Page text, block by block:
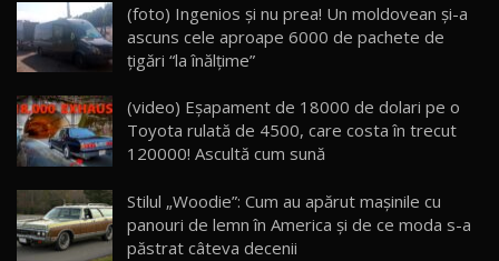
22
Noua Mazda 6e / Test Drive AutoBlog.MD
26:59
23
Lynk & Co 01 / Test Drive AutoBlog.MD
25:19
24
ZEEKR 009: Cel mai Performant și Confortabil
Van Electric Testat în Moldova / AutoBlog.MD
26:38
(foto) Ingenios şi nu prea! Un moldovean şi-a
ascuns cele aproape 6000 de pachete de
ţigări “la înălţime”
(video) Eşapament de 18000 de dolari pe o
Toyota rulată de 4500, care costa în trecut
120000! Ascultă cum sună
Stilul „Woodie”: Cum au apărut mașinile cu
panouri de lemn în America și de ce moda s-a
păstrat câteva decenii